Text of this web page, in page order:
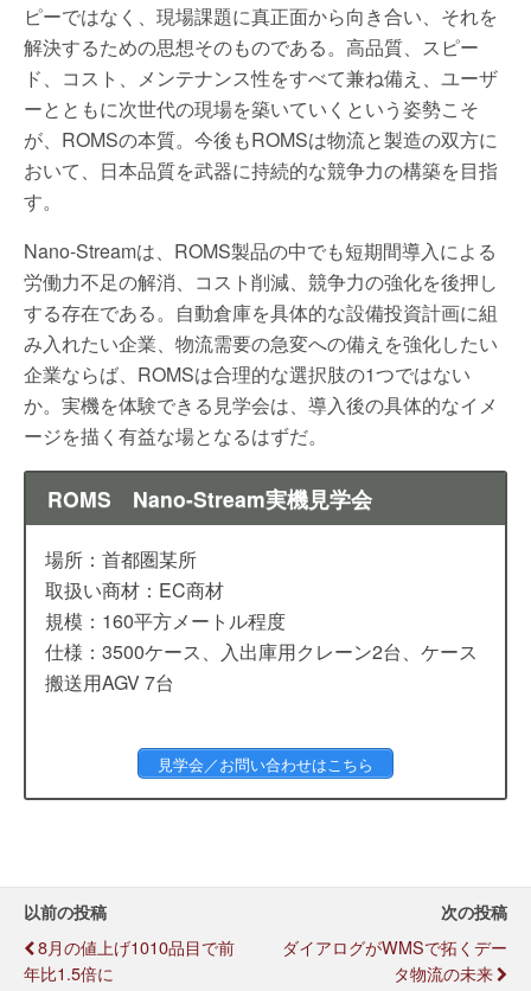
ピーではなく、現場課題に真正面から向き合い、それを
解決するための思想そのものである。高品質、スピー
ド、コスト、メンテナンス性をすべて兼ね備え、ユーザ
ーとともに次世代の現場を築いていくという姿勢こそ
が、ROMSの本質。今後もROMSは物流と製造の双方に
おいて、日本品質を武器に持続的な競争力の構築を目指
す。
Nano-Streamは、ROMS製品の中でも短期間導入による
労働力不足の解消、コスト削減、競争力の強化を後押し
する存在である。自動倉庫を具体的な設備投資計画に組
み入れたい企業、物流需要の急変への備えを強化したい
企業ならば、ROMSは合理的な選択肢の1つではない
か。実機を体験できる見学会は、導入後の具体的なイメ
ージを描く有益な場となるはずだ。
ROMS Nano-Stream実機見学会
場所：首都圏某所
取扱い商材：EC商材
規模：160平方メートル程度
仕様：3500ケース、入出庫用クレーン2台、ケース
搬送用AGV 7台
見学会／お問い合わせはこちら
以前の投稿
8月の値上げ1010品目で前
年比1.5倍に
次の投稿
ダイアログがWMSで拓くデー
タ物流の未来